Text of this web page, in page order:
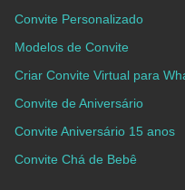
Convite Personalizado
Modelos de Convite
Criar Convite Virtual para
Convite de Aniversário
Convite Aniversário 15 anos
Convite Chá de Bebê